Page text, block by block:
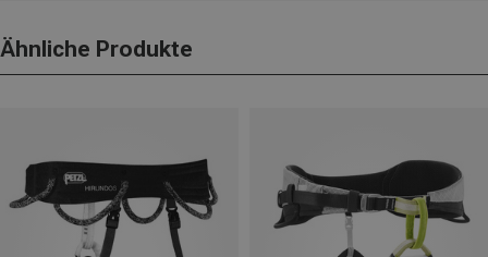
Ähnliche Produkte